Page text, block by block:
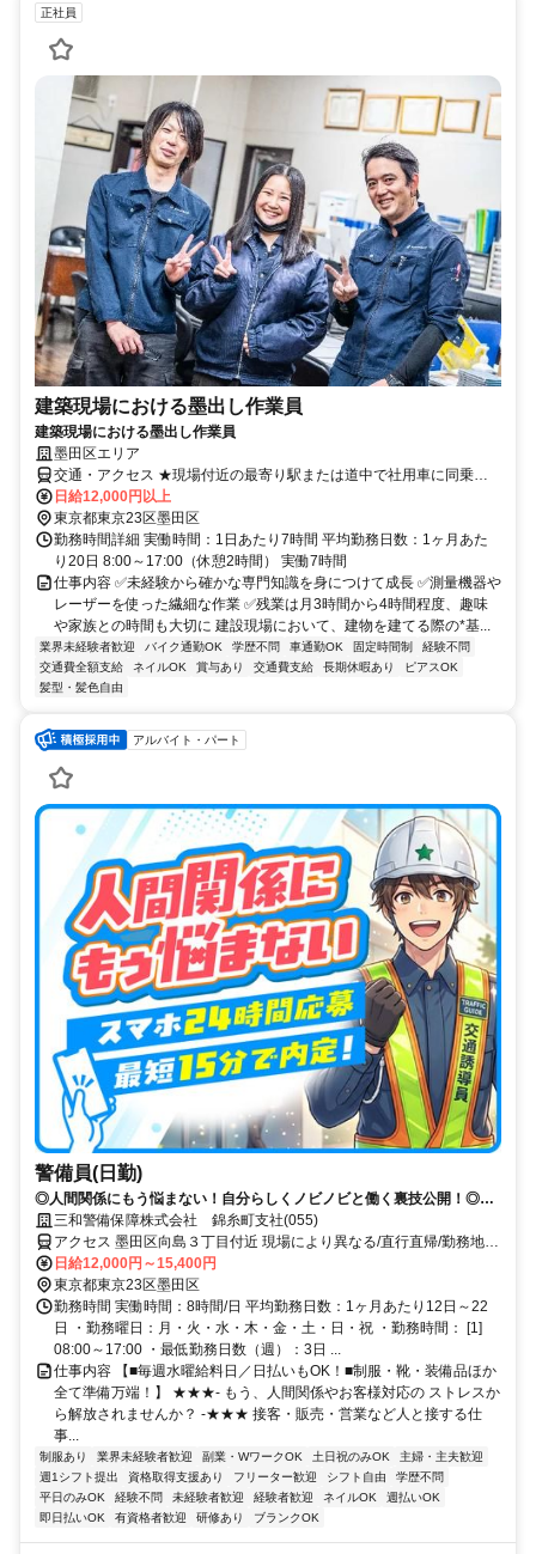
正社員
建築現場における墨出し作業員
建築現場における墨出し作業員
墨田区エリア
交通・アクセス ★現場付近の最寄り駅または道中で社用車に同乗す
る形となります。
日給12,000円以上
東京都東京23区墨田区
勤務時間詳細 実働時間：1日あたり7時間 平均勤務日数：1ヶ月あた
り20日 8:00～17:00（休憩2時間） 実働7時間
仕事内容 ✅️未経験から確かな専門知識を身につけて成長 ✅️測量機器や
レーザーを使った繊細な作業 ✅️残業は月3時間から4時間程度、趣味
や家族との時間も大切に 建設現場において、建物を建てる際の*基...
業界未経験者歓迎 バイク通勤OK 学歴不問 車通勤OK 固定時間制
経験不問
交通費全額支給
ネイルOK 賞与あり 交通費支給 長期休暇あり
ピアスOK
髪型・髪色自由
アルバイト・パート
警備員(日勤)
◎人間関係にもう悩まない！自分らしくノビノビと働く裏技公開！◎ス
マホ応募から電話面接で最短15分で内定！
三和警備保障株式会社 錦糸町支社(055)
アクセス 墨田区向島３丁目付近 現場により異なる/直行直帰/勤務地相
談可 ■電話面接■来社不要■即日勤務
日給12,000円～15,400円
東京都東京23区墨田区
勤務時間 実働時間：8時間/日 平均勤務日数：1ヶ月あたり12日～22
日 ・勤務曜日：月・火・水・木・金・土・日・祝 ・勤務時間： [1]
08:00～17:00 ・最低勤務日数（週）：3日 ...
仕事内容 【■毎週水曜給料日／日払いもOK！■制服・靴・装備品ほか
全て準備万端！】 ★★★- もう、人間関係やお客様対応の ストレスか
ら解放されませんか？ -★★★ 接客・販売・営業など人と接する仕
事...
制服あり 業界未経験者歓迎 副業・WワークOK 土日祝のみOK
主婦・主夫歓迎
週1シフト提出
資格取得支援あり フリーター歓迎 シフト自由
学歴不問
平日のみOK
経験不問 未経験者歓迎 経験者歓迎 ネイルOK
週払いOK
即日払いOK
有資格者歓迎 研修あり ブランクOK